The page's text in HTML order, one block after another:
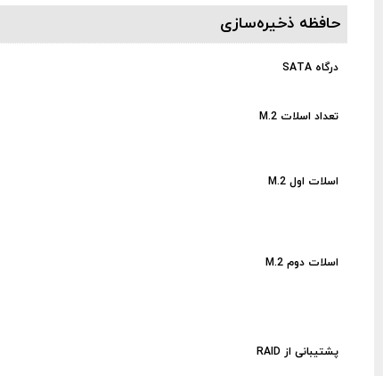
حافظه ذخیره‌سازی
درگاه SATA
تعداد اسلات M.2
اسلات اول M.2
اسلات دوم M.2
پشتیبانی از RAID